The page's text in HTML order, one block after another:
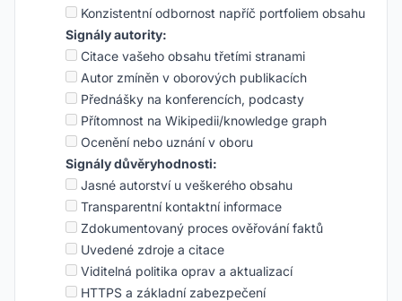
Konzistentní odbornost napříč portfoliem obsahu
Signály autority:
Citace vašeho obsahu třetími stranami
Autor zmíněn v oborových publikacích
Přednášky na konferencích, podcasty
Přítomnost na Wikipedii/knowledge graph
Ocenění nebo uznání v oboru
Signály důvěryhodnosti:
Jasné autorství u veškerého obsahu
Transparentní kontaktní informace
Zdokumentovaný proces ověřování faktů
Uvedené zdroje a citace
Viditelná politika oprav a aktualizací
HTTPS a základní zabezpečení